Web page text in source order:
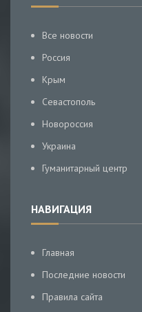
Все новости
Россия
Крым
Севастополь
Новороссия
Украина
Гуманитарный центр
НАВИГАЦИЯ
Главная
Последние новости
Правила сайта